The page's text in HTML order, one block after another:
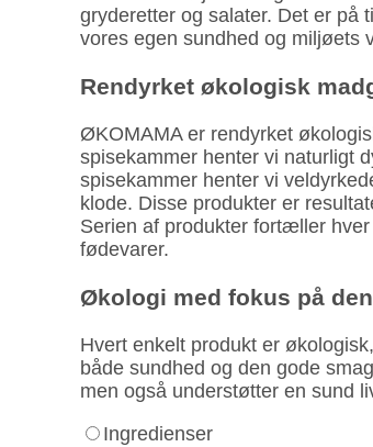
gryderetter og salater. Det er på
vores egen sundhed og miljøets
Rendyrket økologisk
ØKOMAMA er rendyrket
spisekammer henter vi naturligt
spisekammer henter vi
klode. Disse produkter er
Serien af produkter fortæller
fødevarer.
Økologi med fokus på
Hvert enkelt produkt er
både sundhed og den gode
men også understøtter en sund
Ingredienser